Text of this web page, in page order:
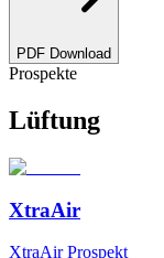
PDF Download
Prospekte
Lüftung
XtraAir
XtraAir Prospekt